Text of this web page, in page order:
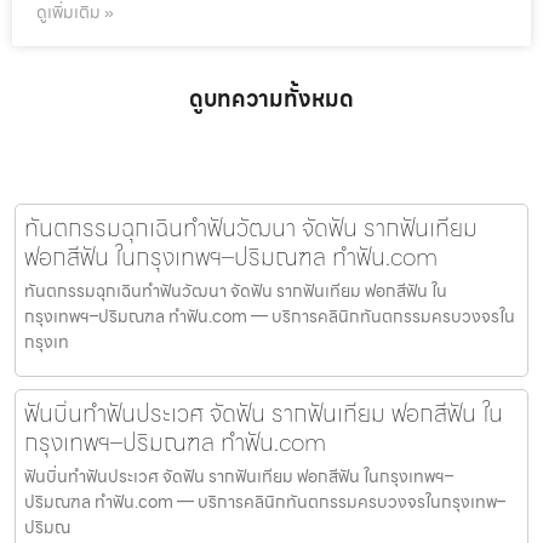
ดูเพิ่มเติม »
ดูบทความทั้งหมด
ทันตกรรมฉุกเฉินทำฟันวัฒนา จัดฟัน รากฟันเทียม
ฟอกสีฟัน ในกรุงเทพฯ–ปริมณฑล ทำฟัน.com
ทันตกรรมฉุกเฉินทำฟันวัฒนา จัดฟัน รากฟันเทียม ฟอกสีฟัน ใน
กรุงเทพฯ–ปริมณฑล ทำฟัน.com — บริการคลินิกทันตกรรมครบวงจรใน
กรุงเท
ฟันบิ่นทำฟันประเวศ จัดฟัน รากฟันเทียม ฟอกสีฟัน ใน
กรุงเทพฯ–ปริมณฑล ทำฟัน.com
ฟันบิ่นทำฟันประเวศ จัดฟัน รากฟันเทียม ฟอกสีฟัน ในกรุงเทพฯ–
ปริมณฑล ทำฟัน.com — บริการคลินิกทันตกรรมครบวงจรในกรุงเทพ–
ปริมณ